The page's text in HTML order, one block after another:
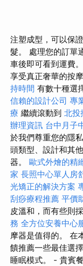
注塑成型，可以保
髮。 處理您的訂單
車後即可看到運費。
享受真正奢華的按
持時間 有數十種選
信賴的設計公司 專
療 繼續滾動到 北投
辦理資訊 台中月子
於我們尊重您的隱
頭類型、設計和其
器。 歐式外燴的精
家 長照中心單人房
光矯正的解決方案
刮痧療程推薦 平價
皮溫和，而有些則
務 全方位安養中心
摩器是值得的。 在
饋推薦一些最佳選
睡眠模式。 - 貴賓